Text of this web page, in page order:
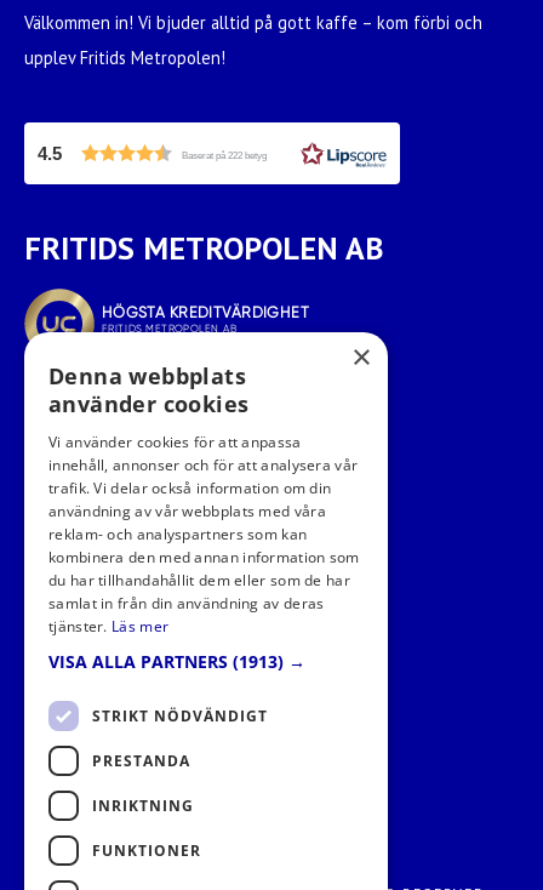
Välkommen in! Vi bjuder alltid på gott kaffe – kom förbi och
upplev Fritids Metropolen!
4.5 Baserat på 222 betyg
FRITIDS METROPOLEN AB
FÖLJ OSS I SOCIALA MEDIER
×
Denna webbplats
använder cookies
Vi använder cookies för att anpassa
innehåll, annonser och för att analysera vår
trafik. Vi delar också information om din
användning av vår webbplats med våra
reklam- och analyspartners som kan
kombinera den med annan information som
du har tillhandahållit dem eller som de har
samlat in från din användning av deras
tjänster. Läs mer
VISA ALLA PARTNERS (1913) →
STRIKT NÖDVÄNDIGT
PRESTANDA
INRIKTNING
FUNKTIONER